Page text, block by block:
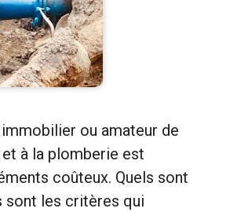
ou amateur de
à la plomberie est
coûteux. Quels sont
sont les critères qui